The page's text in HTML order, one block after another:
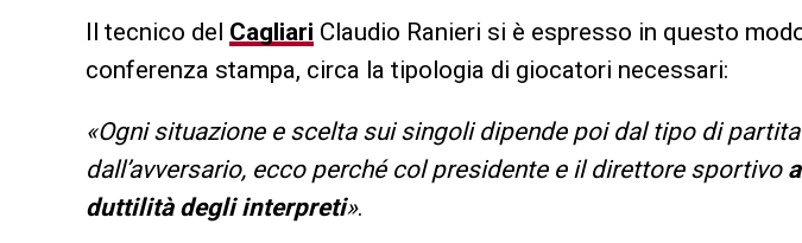
Il tecnico del Cagliari Claudio Ranieri si è espresso in questo
conferenza stampa, circa la tipologia di giocatori necessari:
«Ogni situazione e scelta sui singoli dipende poi dal tipo di
dall’avversario, ecco perché col presidente e il direttore sportivo
duttilità degli interpreti».